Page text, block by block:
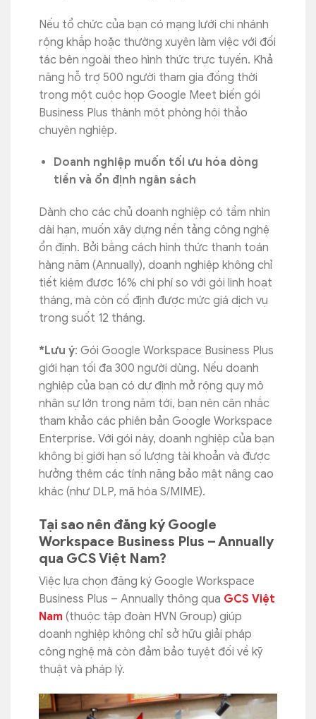
Nếu tổ chức của bạn có mạng lưới chi nhánh
rộng khắp hoặc thường xuyên làm việc với đối
tác bên ngoài theo hình thức trực tuyến. Khả
năng hỗ trợ 500 người tham gia đồng thời
trong một cuộc họp Google Meet biến gói
Business Plus thành một phòng hội thảo
chuyên nghiệp.
Doanh nghiệp muốn tối ưu hóa dòng
tiền và ổn định ngân sách
Dành cho các chủ doanh nghiệp có tầm nhìn
dài hạn, muốn xây dựng nền tảng công nghệ
ổn định. Bởi bằng cách hình thức thanh toán
hàng năm (Annually), doanh nghiệp không chỉ
tiết kiệm được 16% chi phí so với gói linh hoạt
tháng, mà còn cố định được mức giá dịch vụ
trong suốt 12 tháng.
*Lưu ý: Gói Google Workspace Business Plus
giới hạn tối đa 300 người dùng. Nếu doanh
nghiệp của bạn có dự định mở rộng quy mô
nhân sự lớn trong năm tới, bạn nên cân nhắc
tham khảo các phiên bản Google Workspace
Enterprise. Với gói này, doanh nghiệp của bạn
không bị giới hạn số lượng tài khoản và được
hưởng thêm các tính năng bảo mật nâng cao
khác (như DLP, mã hóa S/MIME).
Tại sao nên đăng ký Google
Workspace Business Plus – Annually
qua GCS Việt Nam?
Việc lựa chọn đăng ký Google Workspace
Business Plus – Annually thông qua GCS Việt
Nam (thuộc tập đoàn HVN Group) giúp
doanh nghiệp không chỉ sở hữu giải pháp
công nghệ mà còn đảm bảo tuyệt đối về kỹ
thuật và pháp lý.